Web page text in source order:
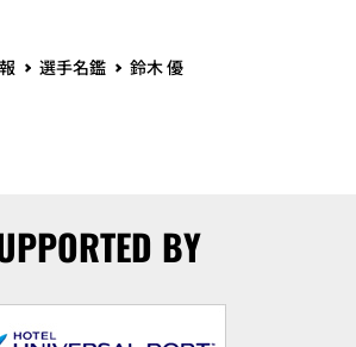
選手名鑑 鈴木 優
BY